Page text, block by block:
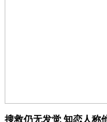
搜救仍无发觉 知恋人称